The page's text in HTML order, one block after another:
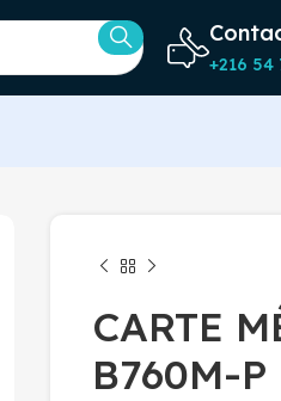
+216 54
CARTE
B760M-P